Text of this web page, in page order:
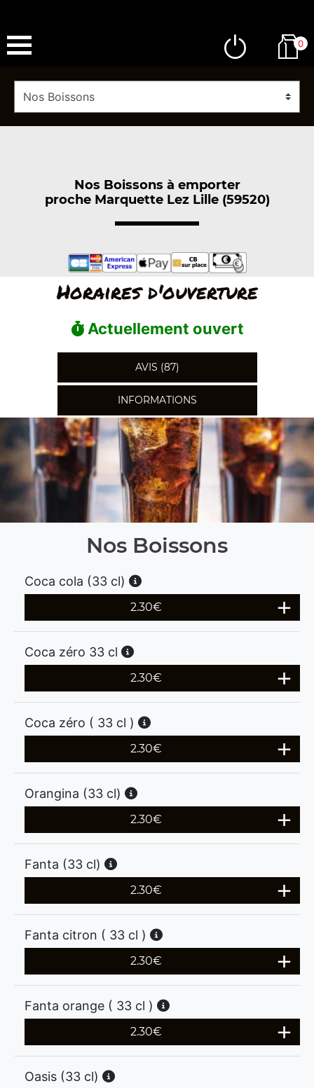
0
Nos Boissons à emporter
proche Marquette Lez Lille (59520)
Horaires d'ouverture
Actuellement ouvert
AVIS (87)
INFORMATIONS
Nos Boissons
Coca cola (33 cl)
2.30€
Coca zéro 33 cl
2.30€
Coca zéro ( 33 cl )
2.30€
Orangina (33 cl)
2.30€
Fanta (33 cl)
2.30€
Fanta citron ( 33 cl )
2.30€
Fanta orange ( 33 cl )
2.30€
Oasis (33 cl)